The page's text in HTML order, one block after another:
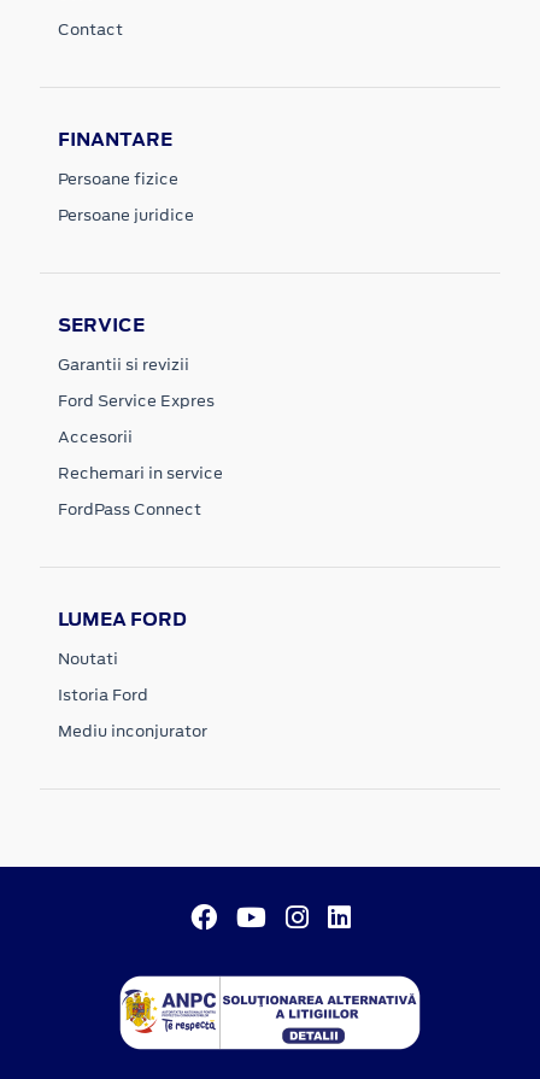
Contact
FINANTARE
Persoane fizice
Persoane juridice
SERVICE
Garantii si revizii
Ford Service Expres
Accesorii
Rechemari in service
FordPass Connect
LUMEA FORD
Noutati
Istoria Ford
Mediu inconjurator